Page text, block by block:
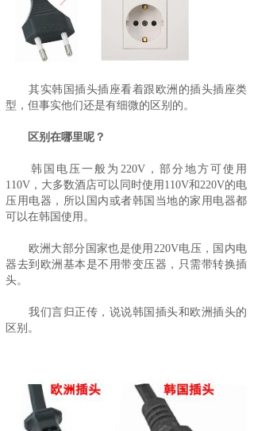
其实韩国插头插座看着跟欧洲的插头插座类
型，但事实他们还是有细微的区别的。
区别在哪里呢？
韩国电压一般为220V，部分地方可使用
110V，大多数酒店可以同时使用110V和220V的电
压用电器，所以国内或者韩国当地的家用电器都
可以在韩国使用。
欧洲大部分国家也是使用220V电压，国内电
器去到欧洲基本是不用带变压器，只需带转换插
头。
我们言归正传，说说韩国插头和欧洲插头的
区别。